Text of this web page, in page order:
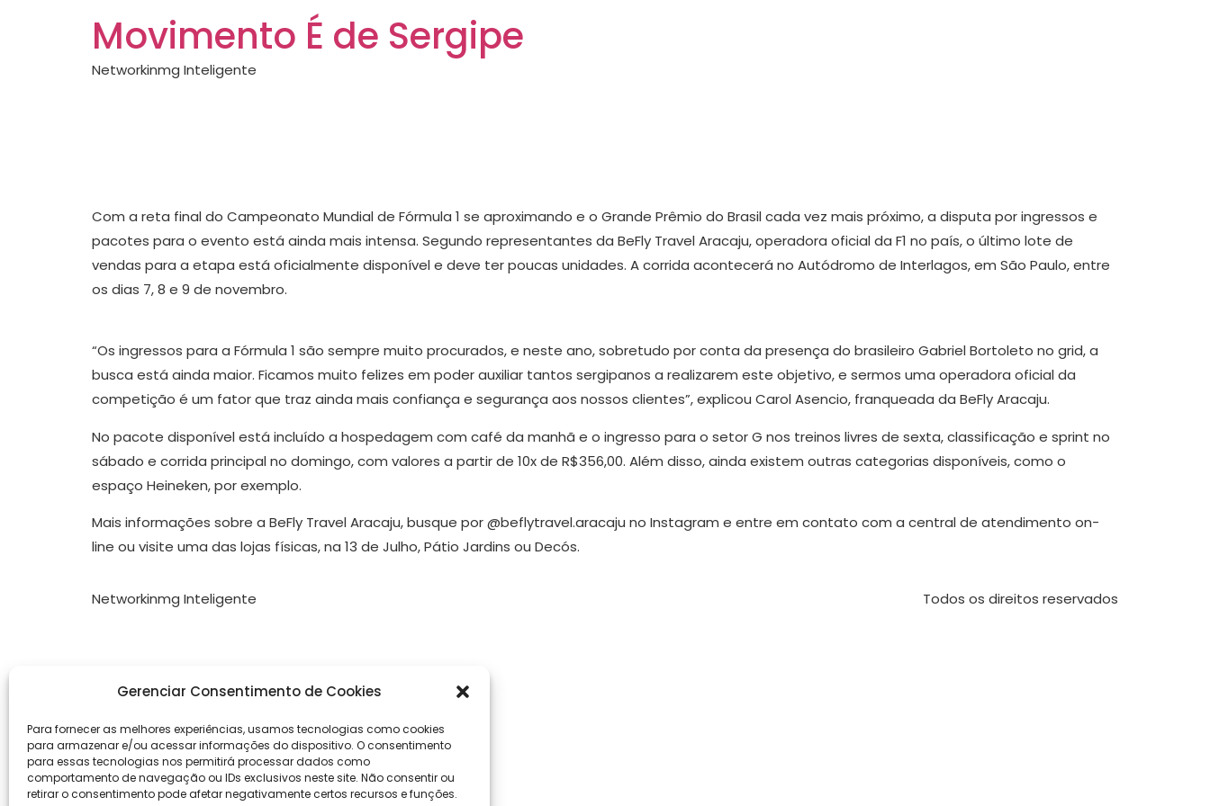
Gerenciar Consentimento de Cookies
Para fornecer as melhores experiências, usamos tecnologias como cookies
para armazenar e/ou acessar informações do dispositivo. O consentimento
para essas tecnologias nos permitirá processar dados como
comportamento de navegação ou IDs exclusivos neste site. Não consentir ou
retirar o consentimento pode afetar negativamente certos recursos e funções.
Movimento É de Sergipe
Networkinmg Inteligente
Com a reta final do Campeonato Mundial de Fórmula 1 se aproximando e o Grande Prêmio do Brasil cada vez mais próximo, a disputa por ingressos e
pacotes para o evento está ainda mais intensa. Segundo representantes da BeFly Travel Aracaju, operadora oficial da F1 no país, o último lote de
vendas para a etapa está oficialmente disponível e deve ter poucas unidades. A corrida acontecerá no Autódromo de Interlagos, em São Paulo, entre
os dias 7, 8 e 9 de novembro.
“Os ingressos para a Fórmula 1 são sempre muito procurados, e neste ano, sobretudo por conta da presença do brasileiro Gabriel Bortoleto no grid, a
busca está ainda maior. Ficamos muito felizes em poder auxiliar tantos sergipanos a realizarem este objetivo, e sermos uma operadora oficial da
competição é um fator que traz ainda mais confiança e segurança aos nossos clientes”, explicou Carol Asencio, franqueada da BeFly Aracaju.
No pacote disponível está incluído a hospedagem com café da manhã e o ingresso para o setor G nos treinos livres de sexta, classificação e sprint no
sábado e corrida principal no domingo, com valores a partir de 10x de R$356,00. Além disso, ainda existem outras categorias disponíveis, como o
espaço Heineken, por exemplo.
Mais informações sobre a BeFly Travel Aracaju, busque por @beflytravel.aracaju no Instagram e entre em contato com a central de atendimento on-
line ou visite uma das lojas físicas, na 13 de Julho, Pátio Jardins ou Decós.
Networkinmg Inteligente Todos os direitos reservados